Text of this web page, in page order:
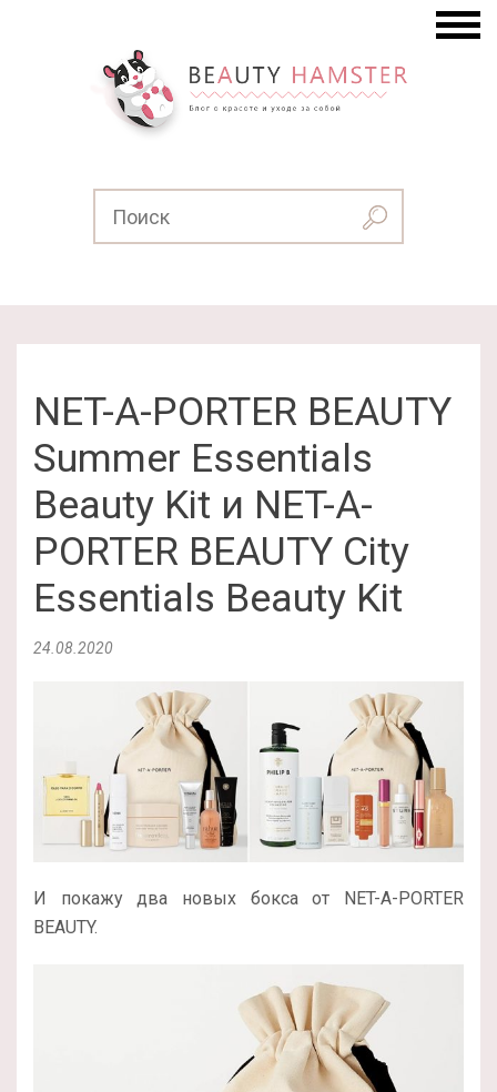
NET-A-PORTER BEAUTY
Summer Essentials
Beauty Kit и NET-A-
PORTER BEAUTY City
Essentials Beauty Kit
24.08.2020
И покажу два новых бокса от NET-A-PORTER
BEAUTY.